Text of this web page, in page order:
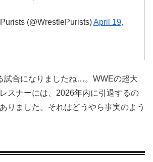
(@WrestlePurists)April 19,
試合になりましたね…。WWEの超大
スナーには、2026年内に引退するの
りました。それはどうやら事実のよう